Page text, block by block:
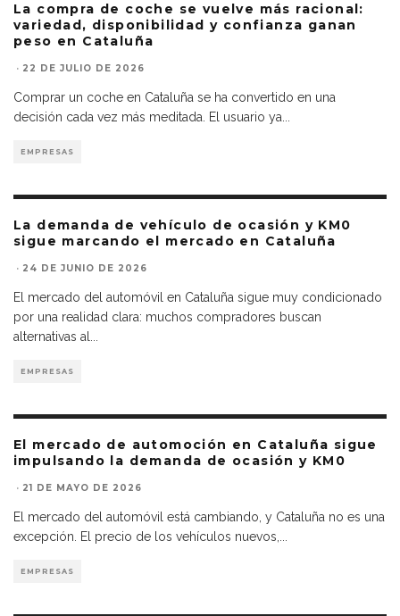
La compra de coche se vuelve más racional:
variedad, disponibilidad y confianza ganan
peso en Cataluña
· 22 DE JULIO DE 2026
Comprar un coche en Cataluña se ha convertido en una
decisión cada vez más meditada. El usuario ya...
EMPRESAS
La demanda de vehículo de ocasión y KM0
sigue marcando el mercado en Cataluña
· 24 DE JUNIO DE 2026
El mercado del automóvil en Cataluña sigue muy condicionado
por una realidad clara: muchos compradores buscan
alternativas al...
EMPRESAS
El mercado de automoción en Cataluña sigue
impulsando la demanda de ocasión y KM0
· 21 DE MAYO DE 2026
El mercado del automóvil está cambiando, y Cataluña no es una
excepción. El precio de los vehículos nuevos,...
EMPRESAS